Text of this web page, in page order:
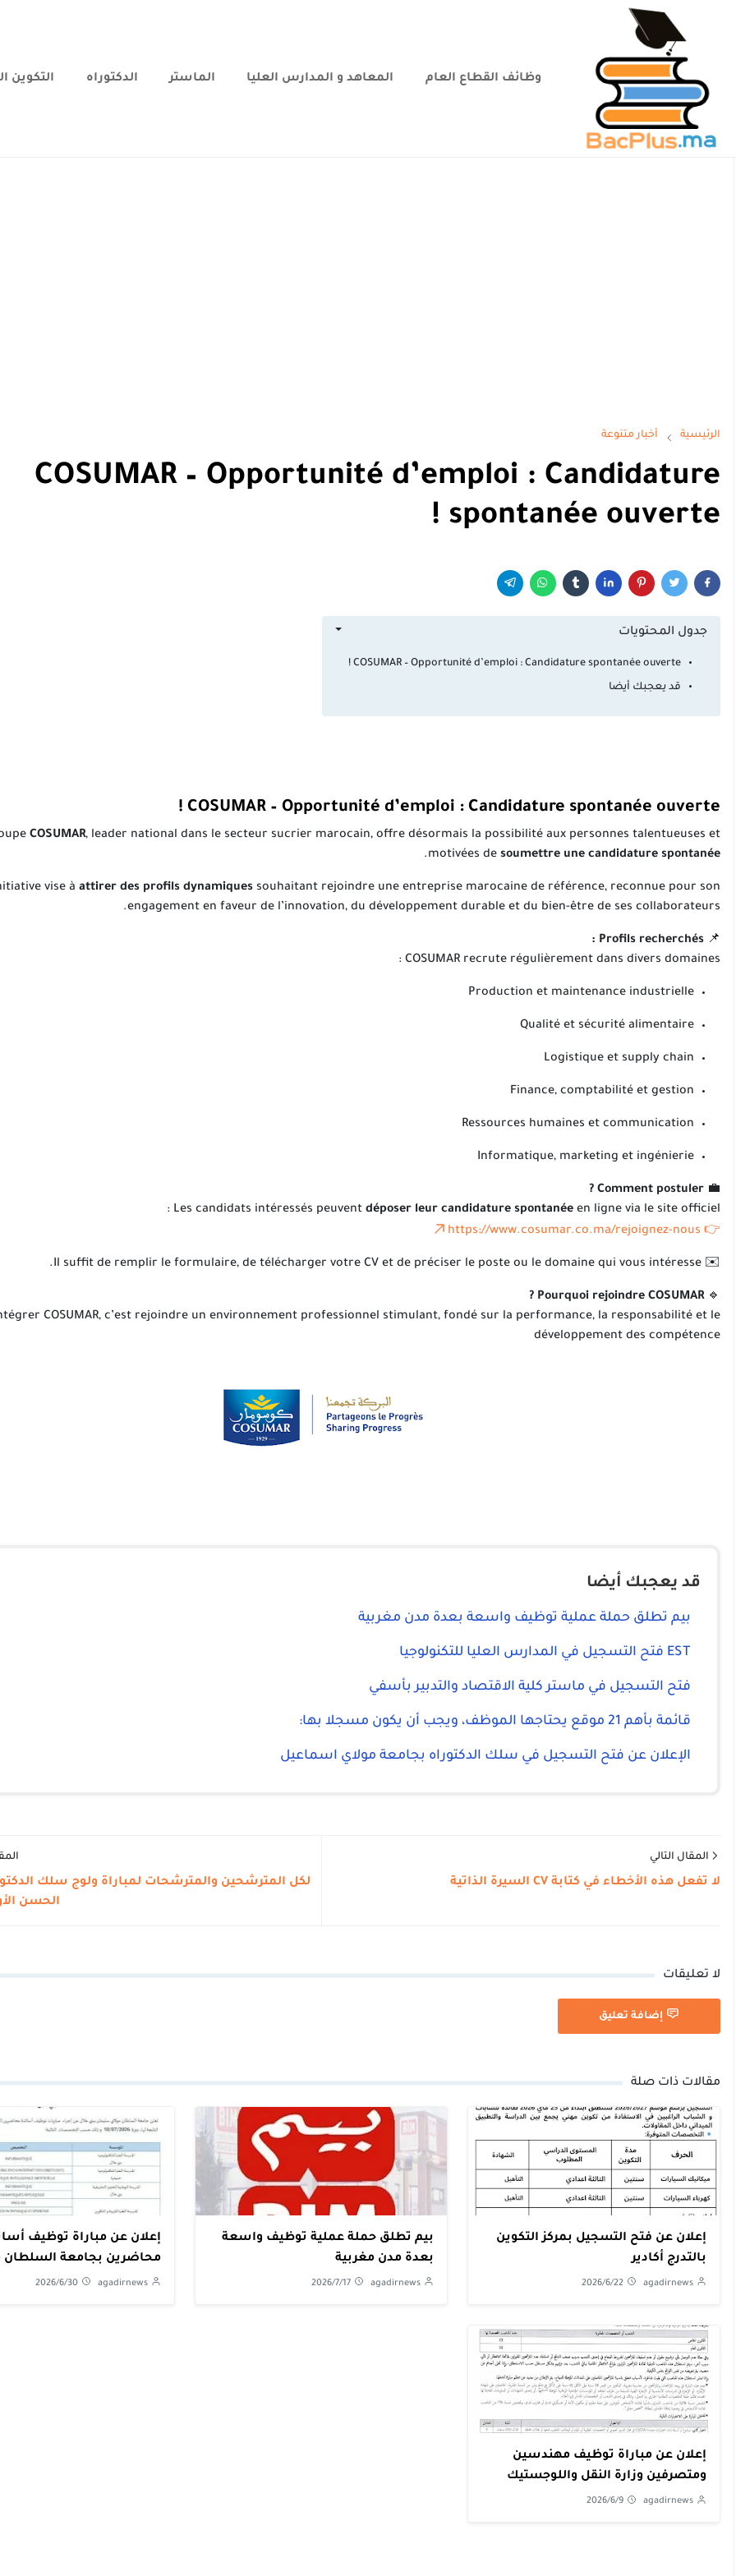
وظائف القطاع العام المعاهد و المدارس العليا الماستر الدكتوراه التكوين
الرئيسية أخبار متنوعة
COSUMAR – Opportunité d’emploi : Candidature
spontanée ouverte !
جدول المحتويات
COSUMAR – Opportunité d’emploi : Candidature spontanée ouverte !
قد يعجبك أيضا
COSUMAR – Opportunité d’emploi : Candidature spontanée ouverte !
COSUMAR, leader national dans le secteur sucrier marocain, offre désormais la possibilité aux personnes talentueuses et
motivées de soumettre une candidature spontanée
.
vise à attirer des profils dynamiques souhaitant rejoindre une entreprise marocaine de référence, reconnue pour son
engagement en faveur de l’innovation, du développement durable et du bien-être de ses collaborateurs.
📌
Profils recherchés :
COSUMAR recrute régulièrement dans divers domaines :
Production et maintenance industrielle
Qualité et sécurité alimentaire
Logistique et supply chain
Finance, comptabilité et gestion
Ressources humaines et communication
Informatique, marketing et ingénierie
💼
Comment postuler ?
Les candidats intéressés peuvent déposer leur candidature spontanée en ligne via le site officiel :
👉 https://www.cosumar.co.ma/rejoignez-nous
✉️ Il suffit de remplir le formulaire, de télécharger votre CV et de préciser le poste ou le domaine qui vous intéresse.
🔹
Pourquoi rejoindre COSUMAR ?
COSUMAR, c’est rejoindre un environnement professionnel stimulant, fondé sur la performance, la responsabilité et le
développement des compétence
قد يعجبك أيضا
بيم تطلق حملة عملية توظيف واسعة بعدة مدن مغربية
EST فتح التسجيل في المدارس العليا للتكنولوجيا
فتح التسجيل في ماستر كلية الاقتصاد والتدبير بأسفي
قائمة بأهم 21 موقع يحتاجها الموظف، ويجب أن يكون مسجلا بها:
الإعلان عن فتح التسجيل في سلك الدكتوراه بجامعة مولاي اسماعيل
المقال التالي
لا تفعل هذه الأخطاء في كتابة CV السيرة الذاتية
لكل المترشحين والمترشحات لمباراة ولوج سلك
الحسن
لا تعليقات
إضافة تعليق
مقالات ذات صلة
إعلان عن فتح التسجيل بمركز التكوين
بالتدرج أكادير
agadirnews
2026/6/22
بيم تطلق حملة عملية توظيف واسعة
بعدة مدن مغربية
agadirnews
2026/7/17
إعلان عن مباراة توظيف
محاضرين بجامعة السلطان
سليمان بني ملال
agadirnews
2026/6/30
إعلان عن مباراة توظيف مهندسين
ومتصرفين وزارة النقل واللوجستيك
agadirnews
2026/6/9